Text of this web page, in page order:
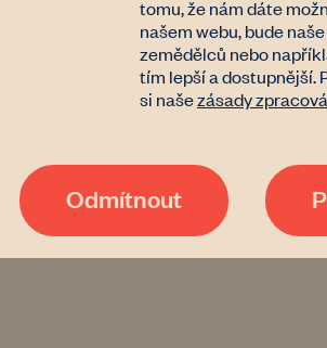
hnojiv. Ve
krajinná oblast,
pásem)
ochrany přírody.
tomu, že nám dáte
našem webu, bude
zemědělců nebo
tím lepší a dostupnější.
si našezásady
Odmítnout